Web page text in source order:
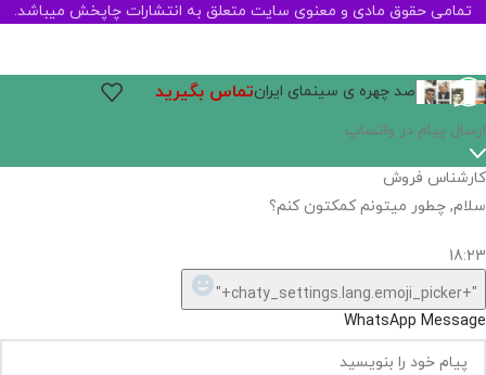
تمامی حقوق مادی و معنوی سایت متعلق به انتشارات چاپخش میباشد.
صد چهره ی سینمای ایرانتماس بگیرید
ارسال پیام در واتساپ
کارشناس فروش
سلام, چطور میتونم کمکتون کنم؟
18:23
"+chaty_settings.lang.emoji_picker+"
WhatsApp Message